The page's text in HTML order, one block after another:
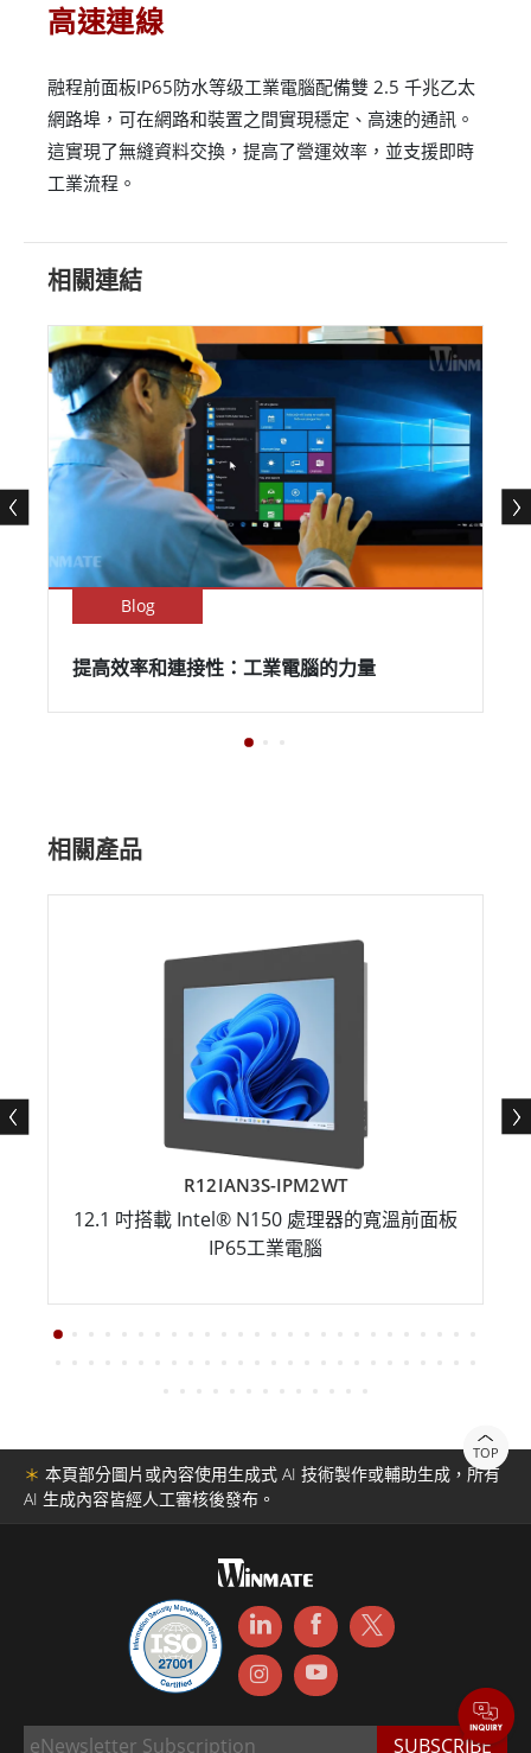
高速連線
融程前面板IP65防水等级工業電腦配備雙 2.5 千兆乙太
網路埠，可在網路和裝置之間實現穩定、高速的通訊。
這實現了無縫資料交換，提高了營運效率，並支援即時
工業流程。
相關連結
Blog
提高效率和連接性：工業電腦的力量
相關產品
R12IAN3S-IPM2WT
12.1 吋搭載 Intel® N150 處理器的寬溫前面板
IP65工業電腦
TOP
＊ 本頁部分圖片或內容使用生成式 AI 技術製作或輔助生成，所有
AI 生成內容皆經人工審核後發布。